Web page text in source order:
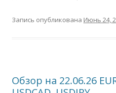
Запись опубликована Июнь 24,
Обзор на 22.06.26